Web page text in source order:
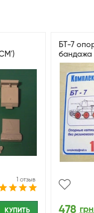
1 отзыв
КУПИТЬ
БТ-7
бандажа
478